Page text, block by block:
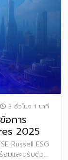
3 ชั่วโมง 1 นาที
อการ
2025
Russell ESG
อมและปรับตัว